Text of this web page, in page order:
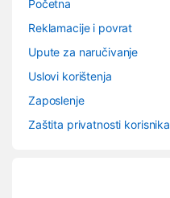
Početna
Reklamacije i povrat
Upute za naručivanje
Uslovi korištenja
Zaposlenje
Zaštita privatnosti korisnika